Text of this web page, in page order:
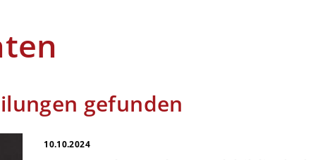
gefunden
10.10.2024